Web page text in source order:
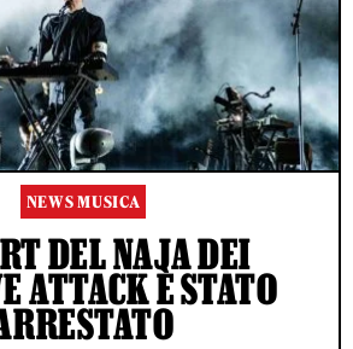
NEWS MUSICA
DEL NAJA DEI
ATTACK È STATO